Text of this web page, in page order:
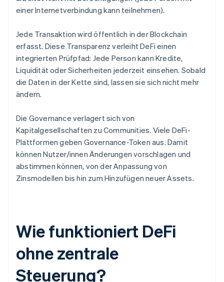
einer Internetverbindung kann teilnehmen).
Jede Transaktion wird öffentlich in der Blockchain
erfasst. Diese Transparenz verleiht DeFi einen
integrierten Prüfpfad: Jede Person kann Kredite,
Liquidität oder Sicherheiten jederzeit einsehen. Sobald
die Daten in der Kette sind, lassen sie sich nicht mehr
ändern.
Die Governance verlagert sich von
Kapitalgesellschaften zu Communities. Viele DeFi-
Plattformen geben Governance-Token aus. Damit
können Nutzer/innen Änderungen vorschlagen und
abstimmen können, von der Anpassung von
Zinsmodellen bis hin zum Hinzufügen neuer Assets.
Wie funktioniert DeFi
ohne zentrale
Steuerung?